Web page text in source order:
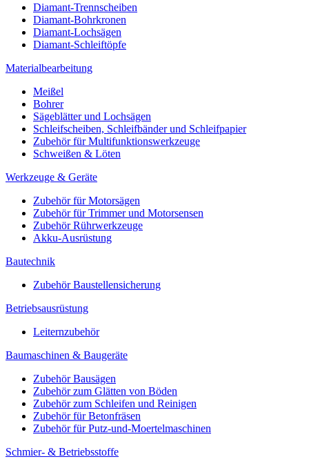
Diamant-Trennscheiben
Diamant-Bohrkronen
Diamant-Lochsägen
Diamant-Schleiftöpfe
Materialbearbeitung
Meißel
Bohrer
Sägeblätter und Lochsägen
Schleifscheiben, Schleifbänder und Schleifpapier
Zubehör für Multifunktionswerkzeuge
Schweißen & Löten
Werkzeuge & Geräte
Zubehör für Motorsägen
Zubehör für Trimmer und Motorsensen
Zubehör Rührwerkzeuge
Akku-Ausrüstung
Bautechnik
Zubehör Baustellensicherung
Betriebsausrüstung
Leiternzubehör
Baumaschinen & Baugeräte
Zubehör Bausägen
Zubehör zum Glätten von Böden
Zubehör zum Schleifen und Reinigen
Zubehör für Betonfräsen
Zubehör für Putz-und-Moertelmaschinen
Schmier- & Betriebsstoffe